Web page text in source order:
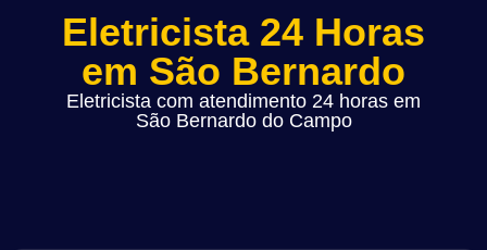
Eletricista 24 Horas
em São Bernardo
Eletricista com atendimento 24 horas em
São Bernardo do Campo